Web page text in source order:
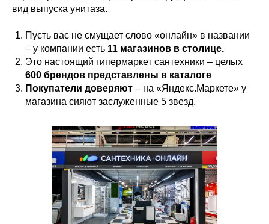
вид выпуска унитаза.
Пусть вас не смущает слово «онлайн» в названии
– у компании есть 11 магазинов в столице.
Это настоящий гипермаркет сантехники – целых
600 брендов представлены в каталоге
Покупатели доверяют – на «Яндекс.Маркете» у
магазина сияют заслуженные 5 звезд.